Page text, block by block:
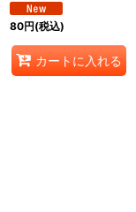
80円(税込)
カートに入れる